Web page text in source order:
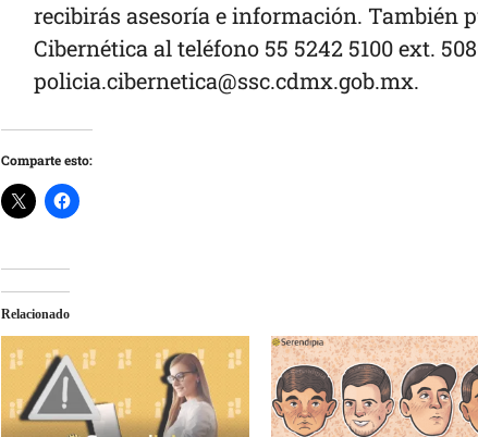
recibirás asesoría e información. También
Cibernética al teléfono 55 5242 5100 ext.
policia.cibernetica@ssc.cdmx.gob.mx.
Comparte esto:
Relacionado